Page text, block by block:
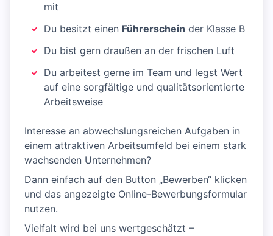
mit
Du besitzt einen Führerschein der Klasse B
Du bist gern draußen an der frischen Luft
Du arbeitest gerne im Team und legst Wert
auf eine sorgfältige und qualitätsorientierte
Arbeitsweise
Interesse an abwechslungsreichen Aufgaben in
einem attraktiven Arbeitsumfeld bei einem stark
wachsenden Unternehmen?
Dann einfach auf den Button „Bewerben“ klicken
und das angezeigte Online-Bewerbungsformular
nutzen.
Vielfalt wird bei uns wertgeschätzt –